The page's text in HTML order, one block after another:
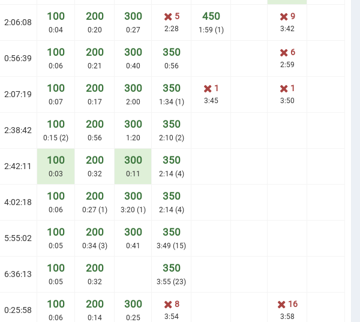
2:06:08 100
0:04
200
0:20
300
0:27
5
2:28
450
1:59 (1)
9
3:42
0:56:39 100
0:06
200
0:21
300
0:40
350
0:56
6
2:59
2:07:19 100
0:07
200
0:17
300
2:00
350
1:34 (1)
1
3:45
1
3:50
2:38:42 100
0:15 (2)
200
0:56
300
1:20
350
2:10 (2)
2:42:11 100
0:03
200
0:32
300
0:11
350
2:14 (4)
4:02:18 100
0:06
200
0:27 (1)
300
3:20 (1)
350
2:14 (4)
5:55:02 100
0:05
200
0:34 (3)
300
0:41
350
3:49 (15)
6:36:13 100
0:05
200
0:32
350
3:55 (23)
0:25:58 100
0:06
200
0:14
300
0:25
8
3:54
16
3:58